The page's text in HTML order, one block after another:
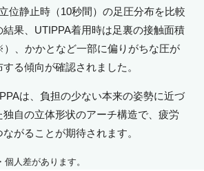
位静止時（10秒間）の足圧分布を比較
果、UTIPPA着用時は足裏の接触面積
、かかとなど一部に偏りがちな圧が
る傾向が確認されました。
は、負担の少ない本来の姿勢に近づ
自の立体形状のアーチ構造で、疲労
がることが期待されます。
人差があります。